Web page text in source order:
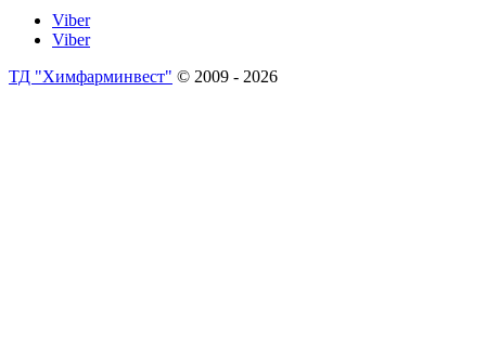
Viber
Viber
ТД "Химфарминвест" © 2009 - 2026